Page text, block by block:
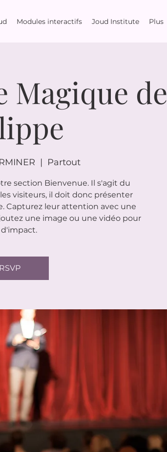
Modules interactifs Joud Institute Plus
Magique de
  |
Partout
section Bienvenue. Il s'agit du
visiteurs, il doit donc présenter
Capturez leur attention avec une
une image ou une vidéo pour
RSVP